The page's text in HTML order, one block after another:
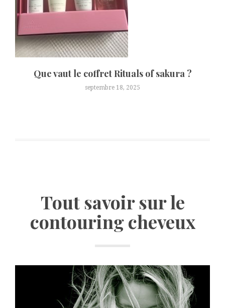
Que vaut le coffret Rituals of sakura ?
septembre 18, 2025
Tout savoir sur le
contouring cheveux